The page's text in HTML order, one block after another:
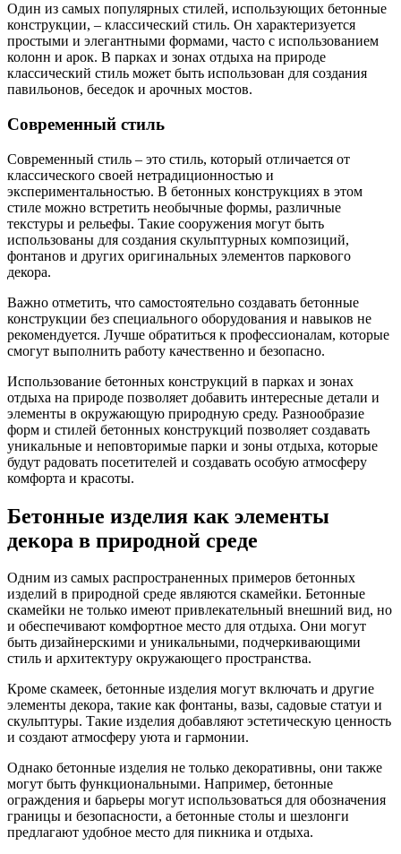
Один из самых популярных стилей, использующих бетонные
конструкции, – классический стиль. Он характеризуется
простыми и элегантными формами, часто с использованием
колонн и арок. В парках и зонах отдыха на природе
классический стиль может быть использован для создания
павильонов, беседок и арочных мостов.
Современный стиль
Современный стиль – это стиль, который отличается от
классического своей нетрадиционностью и
экспериментальностью. В бетонных конструкциях в этом
стиле можно встретить необычные формы, различные
текстуры и рельефы. Такие сооружения могут быть
использованы для создания скульптурных композиций,
фонтанов и других оригинальных элементов паркового
декора.
Важно отметить, что самостоятельно создавать бетонные
конструкции без специального оборудования и навыков не
рекомендуется. Лучше обратиться к профессионалам, которые
смогут выполнить работу качественно и безопасно.
Использование бетонных конструкций в парках и зонах
отдыха на природе позволяет добавить интересные детали и
элементы в окружающую природную среду. Разнообразие
форм и стилей бетонных конструкций позволяет создавать
уникальные и неповторимые парки и зоны отдыха, которые
будут радовать посетителей и создавать особую атмосферу
комфорта и красоты.
Бетонные изделия как элементы
декора в природной среде
Одним из самых распространенных примеров бетонных
изделий в природной среде являются скамейки. Бетонные
скамейки не только имеют привлекательный внешний вид, но
и обеспечивают комфортное место для отдыха. Они могут
быть дизайнерскими и уникальными, подчеркивающими
стиль и архитектуру окружающего пространства.
Кроме скамеек, бетонные изделия могут включать и другие
элементы декора, такие как фонтаны, вазы, садовые статуи и
скульптуры. Такие изделия добавляют эстетическую ценность
и создают атмосферу уюта и гармонии.
Однако бетонные изделия не только декоративны, они также
могут быть функциональными. Например, бетонные
ограждения и барьеры могут использоваться для обозначения
границы и безопасности, а бетонные столы и шезлонги
предлагают удобное место для пикника и отдыха.